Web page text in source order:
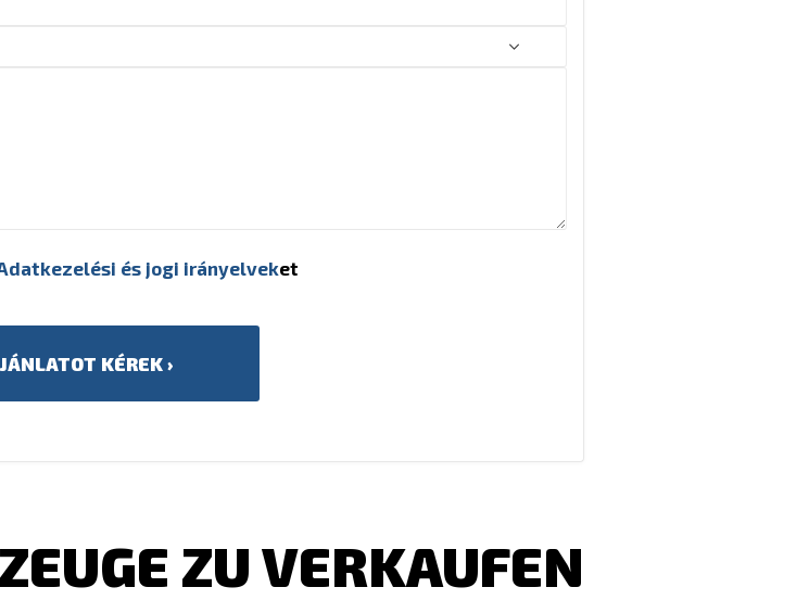
és jogi irányelveket
ZU VERKAUFEN